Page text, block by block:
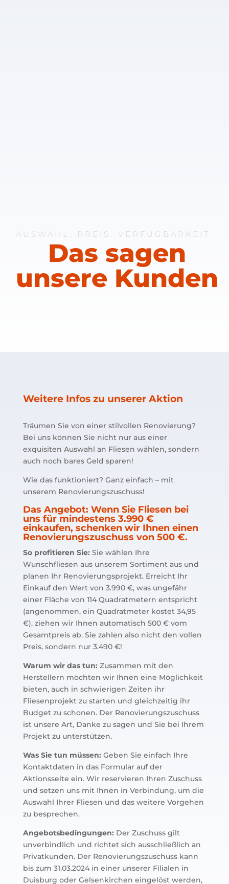
AUSWAHL. PREIS. VERFÜGBARKEIT.
Das sagen
unsere Kunden
Weitere Infos zu unserer Aktion
Träumen Sie von einer stilvollen Renovierung?
Bei uns können Sie nicht nur aus einer
exquisiten Auswahl an Fliesen wählen, sondern
auch noch bares Geld sparen!
Wie das funktioniert? Ganz einfach – mit
unserem Renovierungszuschuss!
Das Angebot: Wenn Sie Fliesen bei
uns für mindestens 3.990 €
einkaufen, schenken wir Ihnen einen
Renovierungszuschuss von 500 €.
So profitieren Sie: Sie wählen Ihre
Wunschfliesen aus unserem Sortiment aus und
planen Ihr Renovierungsprojekt. Erreicht Ihr
Einkauf den Wert von 3.990 €, was ungefähr
einer Fläche von 114 Quadratmetern entspricht
(angenommen, ein Quadratmeter kostet 34,95
€), ziehen wir Ihnen automatisch 500 € vom
Gesamtpreis ab. Sie zahlen also nicht den vollen
Preis, sondern nur 3.490 €!
Warum wir das tun: Zusammen mit den
Herstellern möchten wir Ihnen eine Möglichkeit
bieten, auch in schwierigen Zeiten ihr
Fliesenprojekt zu starten und gleichzeitig ihr
Budget zu schonen. Der Renovierungszuschuss
ist unsere Art, Danke zu sagen und Sie bei Ihrem
Projekt zu unterstützen.
Was Sie tun müssen: Geben Sie einfach Ihre
Kontaktdaten in das Formular auf der
Aktionsseite ein. Wir reservieren Ihren Zuschuss
und setzen uns mit Ihnen in Verbindung, um die
Auswahl Ihrer Fliesen und das weitere Vorgehen
zu besprechen.
Angebotsbedingungen: Der Zuschuss gilt
unverbindlich und richtet sich ausschließlich an
Privatkunden. Der Renovierungszuschuss kann
bis zum 31.03.2024 in einer unserer Filialen in
Duisburg oder Gelsenkirchen eingelöst werden,